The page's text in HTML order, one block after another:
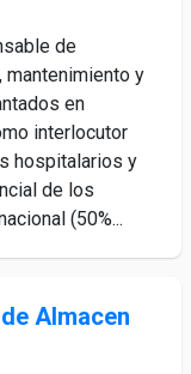
de
mantenimiento y
en
interlocutor
hospitalarios y
de los
(50%...
Almacen